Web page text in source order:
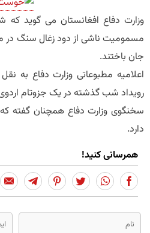
وزارت دفاع افغانستان می گوید که
مسمومیت ناشی از دود زغال سنگ در
جان باختند.
اعلامیه مطبوعاتی وزارت دفاع به
رویداد شب گذشته در یک جزوتام
سخنگوی وزارت دفاع همچنان گفته
دارد.
همرسانی کنید!